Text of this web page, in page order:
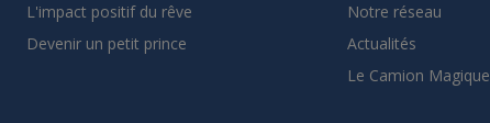
L'impact positif du rêve
Devenir un petit prince
Notre réseau
Actualités
Le Camion Magique